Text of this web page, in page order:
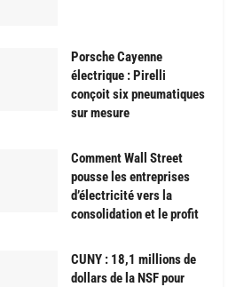
Porsche Cayenne
électrique : Pirelli
conçoit six pneumatiques
sur mesure
Comment Wall Street
pousse les entreprises
d’électricité vers la
consolidation et le profit
CUNY : 18,1 millions de
dollars de la NSF pour